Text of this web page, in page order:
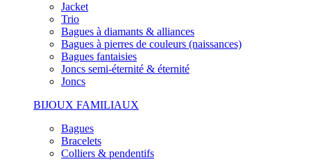
Jacket
Trio
Bagues à diamants & alliances
Bagues à pierres de couleurs (naissances)
Bagues fantaisies
Joncs semi-éternité & éternité
Joncs
BIJOUX FAMILIAUX
Bagues
Bracelets
Colliers & pendentifs